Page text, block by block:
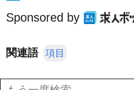
Sponsored by
関連語 項目